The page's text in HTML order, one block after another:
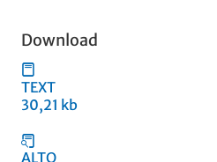
Download
TEXT
30,21 kb
ALTO